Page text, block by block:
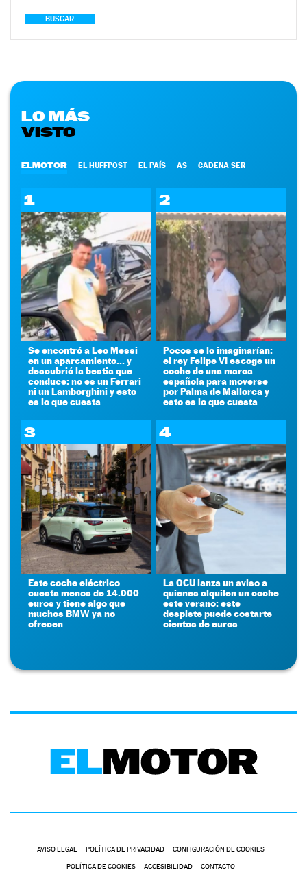
BUSCAR
LO MÁS
VISTO
ELMOTOR EL HUFFPOST EL PAÍS AS CADENA SER
1
Se encontró a Leo Messi
en un aparcamiento... y
descubrió la bestia que
conduce: no es un Ferrari
ni un Lamborghini y esto
es lo que cuesta
2
Pocos se lo imaginarían:
el rey Felipe VI escoge un
coche de una marca
española para moverse
por Palma de Mallorca y
esto es lo que cuesta
3
Este coche eléctrico
cuesta menos de 14.000
euros y tiene algo que
muchos BMW ya no
ofrecen
4
La OCU lanza un aviso a
quienes alquilen un coche
este verano: este
despiste puede costarte
cientos de euros
AVISO LEGAL POLÍTICA DE PRIVACIDAD CONFIGURACIÓN DE COOKIES
POLÍTICA DE COOKIES ACCESIBILIDAD CONTACTO